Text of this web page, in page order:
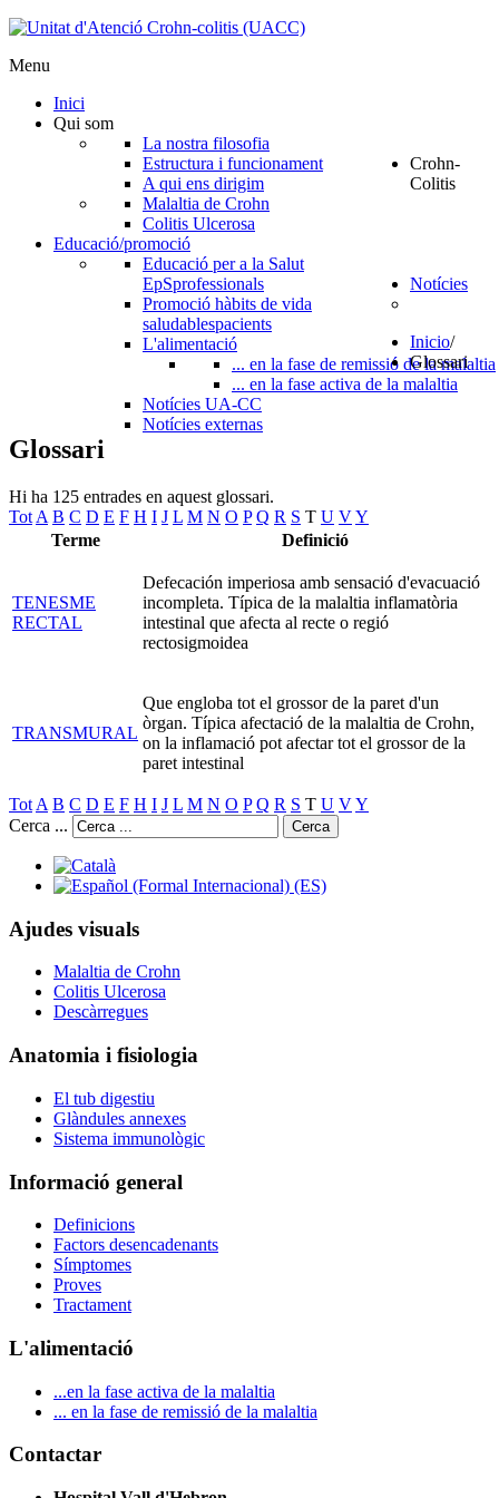
Menu
Inici
Qui som
La nostra filosofia
Estructura i funcionament
A qui ens dirigim
Crohn-
Colitis
Malaltia de Crohn
Colitis Ulcerosa
Educació/promoció
Educació per a la Salut
EpSprofessionals
Promoció hàbits de vida
saludablespacients
L'alimentació
... en la fase de remissió de la malaltia
... en la fase activa de la malaltia
Notícies
Notícies UA-CC
Notícies externas
Inicio/
Glossari
Glossari
Hi ha 125 entrades en aquest glossari.
Tot A B C D E F H I J L M N O P Q R S T U VY
Terme
Definició
TENESME
RECTAL
Defecación imperiosa amb sensació d'evacuació
incompleta. Típica de la malaltia inflamatòria
intestinal que afecta al recte o regió
rectosigmoidea
TRANSMURAL
Que engloba tot el grossor de la paret d'un
òrgan. Típica afectació de la malaltia de Crohn,
on la inflamació pot afectar tot el grossor de la
paret intestinal
Tot A B C D E F H I J L M N O P Q R S T U VY
Cerca ...
Cerca
Ajudes visuals
Malaltia de Crohn
Colitis Ulcerosa
Descàrregues
Anatomia i fisiologia
El tub digestiu
Glàndules annexes
Sistema immunològic
Informació general
Definicions
Factors desencadenants
Símptomes
Proves
Tractament
L'alimentació
...en la fase activa de la malaltia
... en la fase de remissió de la malaltia
Contactar